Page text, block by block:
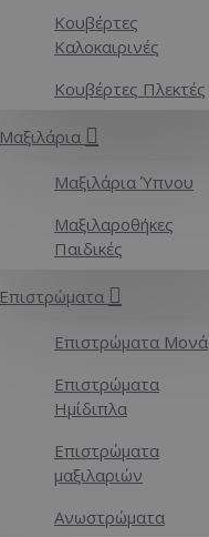
Κουβέρτες
Καλοκαιρινές
Κουβέρτες Πλεκτές
Μαξιλάρια
Μαξιλάρια Ύπνου
Μαξιλαροθήκες
Παιδικές
Επιστρώματα
Επιστρώματα Μονά
Επιστρώματα
Ημίδιπλα
Επιστρώματα
μαξιλαριών
Ανωστρώματα